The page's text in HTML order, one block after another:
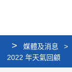
> 媒體及消息 >
2022 年天氣回顧